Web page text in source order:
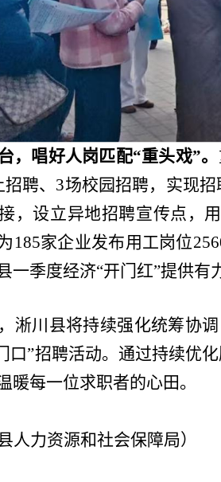
，唱好人岗匹配“重头戏”。
招聘、3场校园招聘，实现
，设立异地招聘宣传点，
185家企业发布用工岗位
一季度经济“开门红”提供有
淅川县将持续强化统筹协
口”招聘活动。通过持续优
暖每一位求职者的心田。
人力资源和社会保障局）